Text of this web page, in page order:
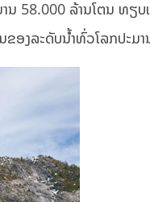
58.000 ລ້ານໂຕນ ທຽບເ
ອງລະດັບນ້ຳທົ່ວໂລກປະມາ